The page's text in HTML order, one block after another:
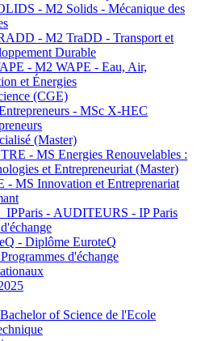
- M2 Solids - Mécanique des
- M2 TraDD - Transport et
Durable
- M2 WAPE - Eau, Air,
et Énergies
(CGE)
- MSc X-HEC
(Master)
- MS Energies Renouvelables :
et Entrepreneuriat (Master)
- MS Innovation et Entreprenariat
- AUDITEURS - IP Paris
- Diplôme EuroteQ
d'échange
of Science de l'Ecole